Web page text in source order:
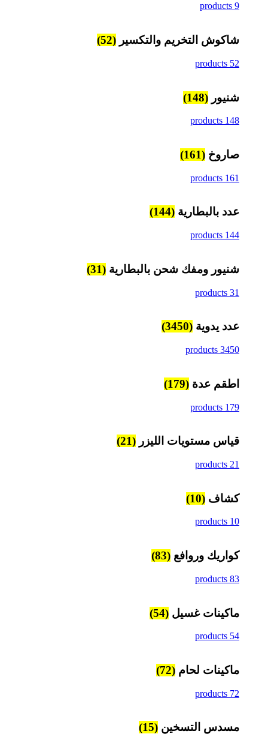
9 products
شاكوش التخريم والتكسير (52)
52 products
شنيور (148)
148 products
صاروخ (161)
161 products
عدد بالبطارية (144)
144 products
شنيور ومفك شحن بالبطارية (31)
31 products
عدد يدوية (3450)
3450 products
اطقم عدة (179)
179 products
قياس مستويات الليزر (21)
21 products
كشاف (10)
10 products
كواريك وروافع (83)
83 products
ماكينات غسيل (54)
54 products
ماكينات لحام (72)
72 products
مسدس التسخين (15)